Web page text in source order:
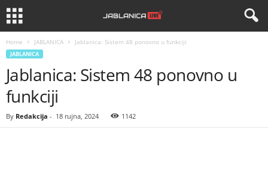
Home JABLANICA Jablanica: Sistem 48 ponovno u funkciji
JABLANICA
Jablanica: Sistem 48 ponovno u
funkciji
By Redakcija - 18 rujna, 2024 1142